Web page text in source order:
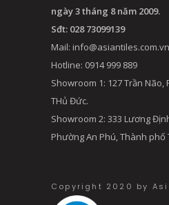
ngày 3 tháng 8 năm 2009.
Sđt: 028 73099139
Mail: info@asiantiles.com.vn
Hotline: 0914 999 889
Showroom 1: 127 Trần Não,
THủ Đức.
Showroom 2: 333 Lương
Phường An Phú, Thành phố
Copyright 2020 by